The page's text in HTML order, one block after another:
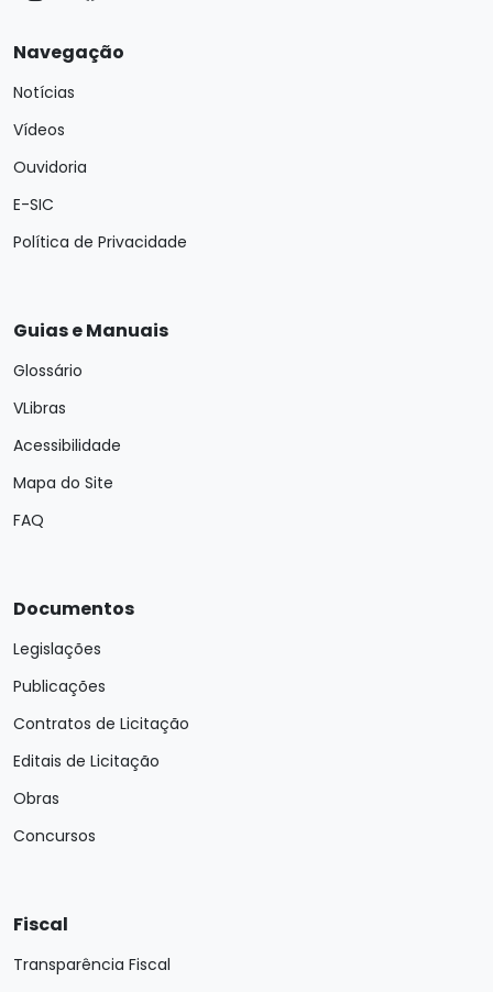
Navegação
Notícias
Vídeos
Ouvidoria
E-SIC
Política de Privacidade
Guias e Manuais
Glossário
VLibras
Acessibilidade
Mapa do Site
FAQ
Documentos
Legislações
Publicações
Contratos de Licitação
Editais de Licitação
Obras
Concursos
Fiscal
Transparência Fiscal